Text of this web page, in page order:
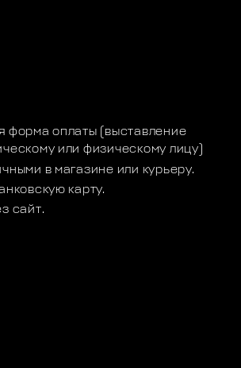
форма оплаты (выставление
или физическому лицу)
в магазине или курьеру.
карту.
сайт.